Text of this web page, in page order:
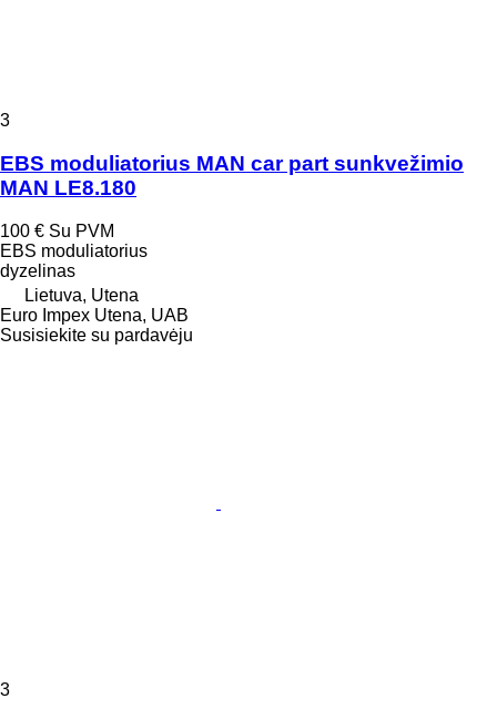
3
EBS moduliatorius MAN car part sunkvežimio
MAN LE8.180
100 € Su PVM
EBS moduliatorius
dyzelinas
Lietuva, Utena
Euro Impex Utena, UAB
Susisiekite su pardavėju
3